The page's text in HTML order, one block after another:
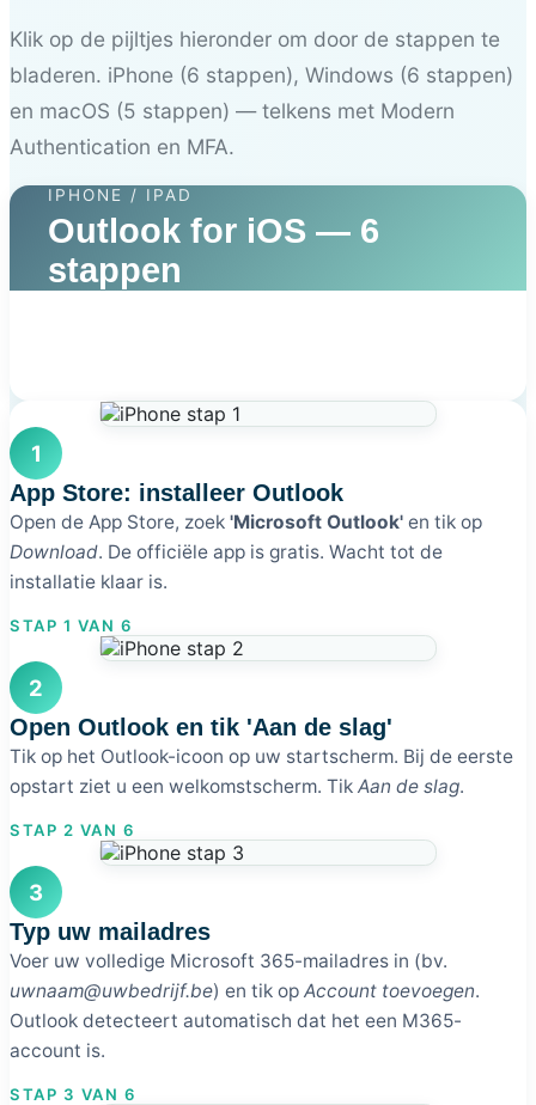
Klik op de pijltjes hieronder om door de stappen te
bladeren. iPhone (6 stappen), Windows (6 stappen)
en macOS (5 stappen) — telkens met Modern
Authentication en MFA.
IPHONE / IPAD
Outlook for iOS — 6
stappen
1
App Store: installeer Outlook
Open de App Store, zoek 'Microsoft Outlook' en tik op
Download. De officiële app is gratis. Wacht tot de
installatie klaar is.
STAP 1 VAN 6
2
Open Outlook en tik 'Aan de slag'
Tik op het Outlook-icoon op uw startscherm. Bij de eerste
opstart ziet u een welkomstscherm. Tik Aan de slag.
STAP 2 VAN 6
3
Typ uw mailadres
Voer uw volledige Microsoft 365-mailadres in (bv.
uwnaam@uwbedrijf.be) en tik op Account toevoegen.
Outlook detecteert automatisch dat het een M365-
account is.
STAP 3 VAN 6